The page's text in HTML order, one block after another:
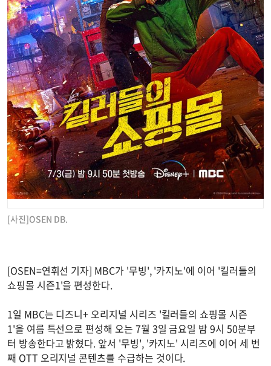
[사진]OSEN DB.
[OSEN=연휘선 기자] MBC가 '무빙', '카지노'에 이어 '킬러들의
쇼핑몰 시즌1'을 편성한다.
1일 MBC는 디즈니+ 오리지널 시리즈 '킬러들의 쇼핑몰 시즌
1'을 여름 특선으로 편성해 오는 7월 3일 금요일 밤 9시 50분부
터 방송한다고 밝혔다. 앞서 '무빙', '카지노' 시리즈에 이어 세 번
째 OTT 오리지널 콘텐츠를 수급하는 것이다.